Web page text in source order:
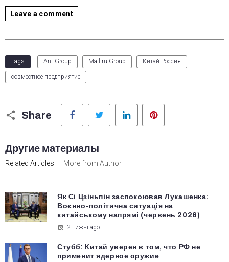
Leave a comment
Tags Ant Group Mail.ru Group Китай-Россия
совместное предприятие
Share
Facebook Twitter LinkedIn
Другие материалы
Related Articles More from Author
Як Сі Цзіньпін заспокоював Лукашенка:
Воєнно-політична ситуація на
китайському напрямі (червень 2026)
2 тижні ago
Стубб: Китай уверен в том, что РФ не
применит ядерное оружие